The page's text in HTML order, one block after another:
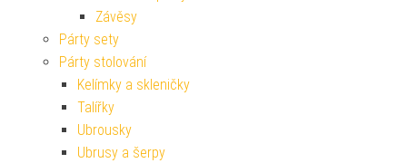
Závěsy
Párty sety
Párty stolování
Kelímky a skleničky
Talířky
Ubrousky
Ubrusy a šerpy